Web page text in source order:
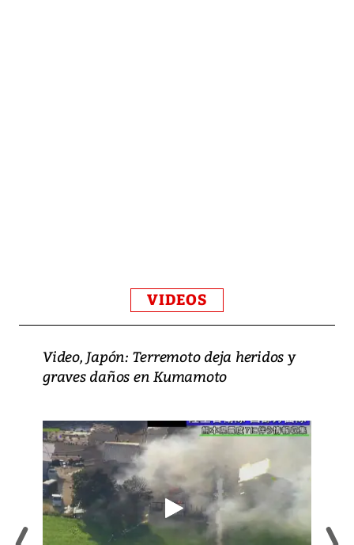
VIDEOS
Video, Japón: Terremoto deja heridos y
graves daños en Kumamoto